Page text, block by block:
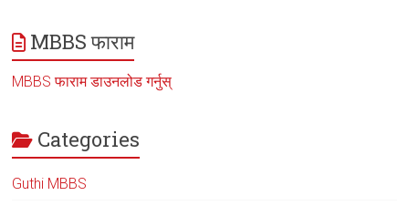
MBBS फाराम
MBBS फाराम डाउनलोड गर्नुस्
Categories
Guthi MBBS